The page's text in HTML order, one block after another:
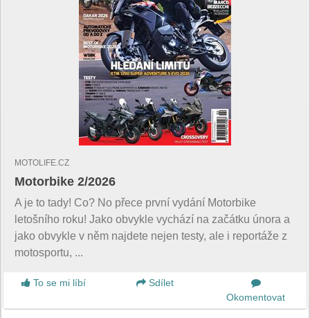
MOTOLIFE.CZ
Motorbike 2/2026
A je to tady! Co? No přece první vydání Motorbike
letošního roku! Jako obvykle vychází na začátku února a
jako obvykle v něm najdete nejen testy, ale i reportáže z
motosportu, ...
To se mi líbí
Sdílet
Okomentovat